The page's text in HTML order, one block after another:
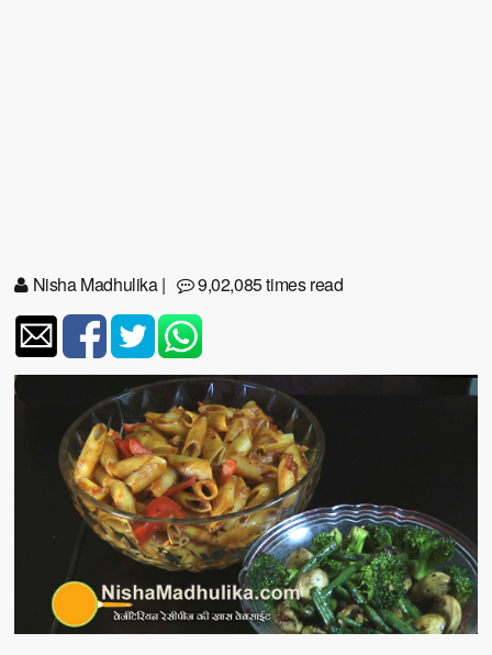
Nisha Madhulika| 9,02,085 times read